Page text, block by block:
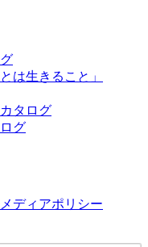
は生きること」
タログ
グ
ディアポリシー